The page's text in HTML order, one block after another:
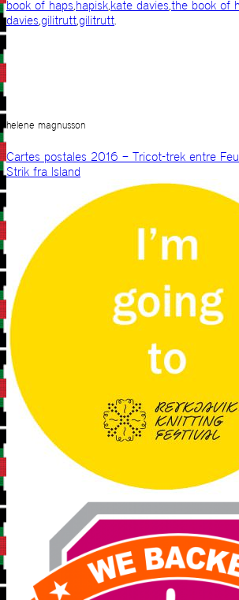
book of haps,hapisk,kate davies,the book of
davies,gilitrutt,gilitrutt.
helene magnusson
Cartes postales 2016 – Tricot-trek entre
Strik fra Island